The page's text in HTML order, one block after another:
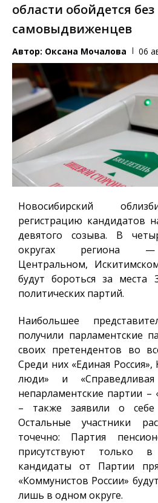
области обойдется без
самовыдвиженцев
Автор: Оксана Мочалова 06
Новосибирский
регистрацию кандидатов
девятого созыва. В
округах региона —
Центральном,
будут бороться за места
политических партий.
Наибольшее
получили парламентские
своих претендентов во
Среди них «Единая
люди» и
непарламентские партии –
– также заявили о
Остальные участники
точечно: Партия
присутствуют только
кандидаты от Партии
«Коммунистов России»
лишь в одном округе.